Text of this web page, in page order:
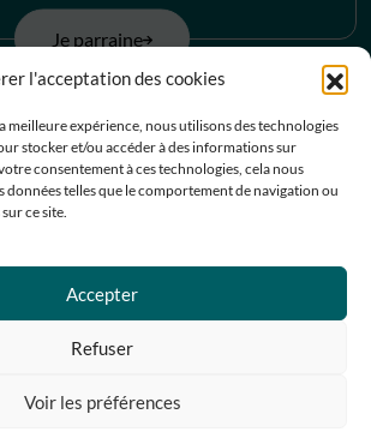
l'acceptation des cookies
meilleure expérience, nous utilisons des technologies
stocker et/ou accéder à des informations sur
consentement à ces technologies, cela nous
telles que le comportement de navigation ou
ce site.
Accepter
Refuser
Voir les préférences
Je parraine
nos
d’emplois
Contactez-nous
Prendre RDV
05 67 07 07 67